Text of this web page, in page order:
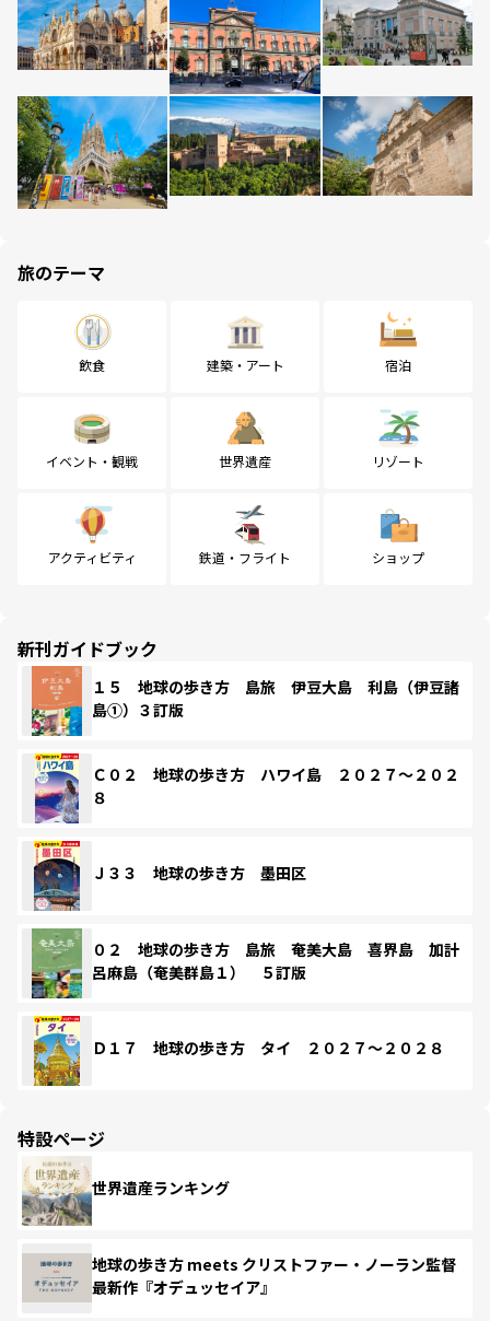
旅のテーマ
飲食 建築・アート 宿泊
イベント・観戦 世界遺産 リゾート
アクティビティ 鉄道・フライト ショップ
新刊ガイドブック
１５ 地球の歩き方 島旅 伊豆大島 利島（伊豆諸
島①）３訂版
Ｃ０２ 地球の歩き方 ハワイ島 ２０２７～２０２
８
Ｊ３３ 地球の歩き方 墨田区
０２ 地球の歩き方 島旅 奄美大島 喜界島 加計
呂麻島（奄美群島１） ５訂版
Ｄ１７ 地球の歩き方 タイ ２０２７～２０２８
特設ページ
世界遺産ランキング
地球の歩き方 meets クリストファー・ノーラン監督
最新作『オデュッセイア』